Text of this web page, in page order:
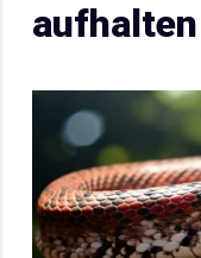
aufhalten